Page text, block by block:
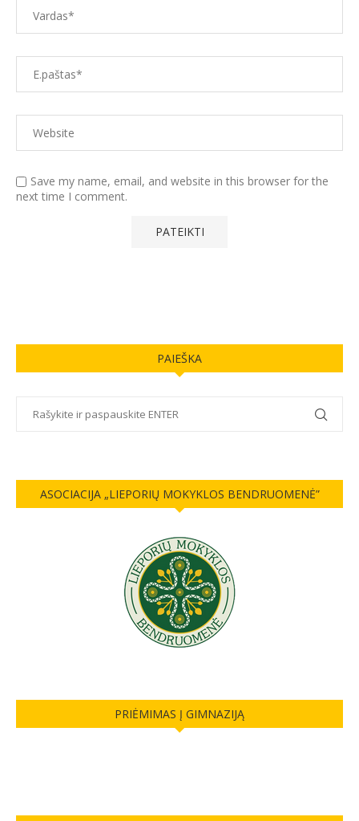
Save my name, email, and website in this browser for the
next time I comment.
PAIEŠKA
ASOCIACIJA „LIEPORIŲ MOKYKLOS BENDRUOMENĖ”
PRIĖMIMAS Į GIMNAZIJĄ